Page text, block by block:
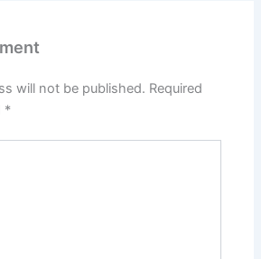
will not be published. Required
*